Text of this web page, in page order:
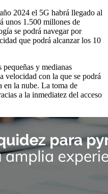
2024 el 5G habrá llegado al
unos 1.500 millones de
se podrá navegar por
que podrá alcanzar los 10
pequeñas y medianas
velocidad con la que se podrá
en la nube. La toma de
a la inmediatez del acceso